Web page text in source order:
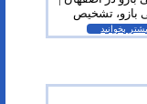
بازو، تشخیص
بخوانید